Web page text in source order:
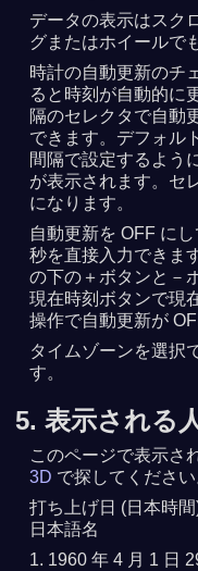
データの表示はスク
グまたはホイールで
時計の自動更新のチ
ると時刻が自動的に
隔のセレクタで自動
できます。デフォル
間隔で設定するよう
が表示されます。セ
になります。
自動更新を OFF に
秒を直接入力できま
の下の＋ボタンと－
現在時刻ボタンで現
操作で自動更新が
タイムゾーンを選択
す。
5. 表示される
このページで表示さ
3D で探してください
打ち上げ日 (日本時
日本語名
1960 年 4 月 1 日